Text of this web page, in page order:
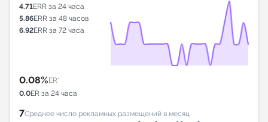
4.71ERR за 24 часа
5.86ERR за 48 часов
6.92ERR за 72 часа
0.08%ER*
0.0ER за 24 часа
7Среднее число рекламных размещений в месяц